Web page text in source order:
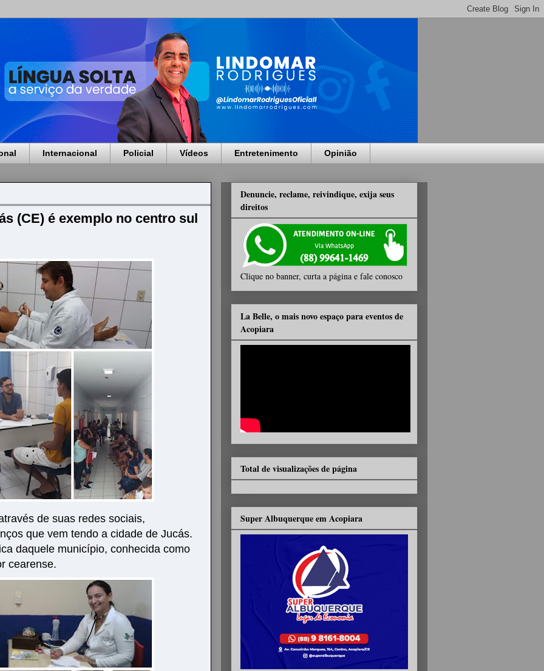
Internacional Policial Vídeos Entretenimento Opinião
(CE) é exemplo no centro sul
de suas redes sociais,
que vem tendo a cidade de Jucás.
daquele município, conhecida como
cearense.
Denuncie, reclame, reivindique, exija seus
direitos
Clique no banner, curta a página e fale conosco
La Belle, o mais novo espaço para eventos de
Acopiara
Total de visualizações de página
Super Albuquerque em Acopiara